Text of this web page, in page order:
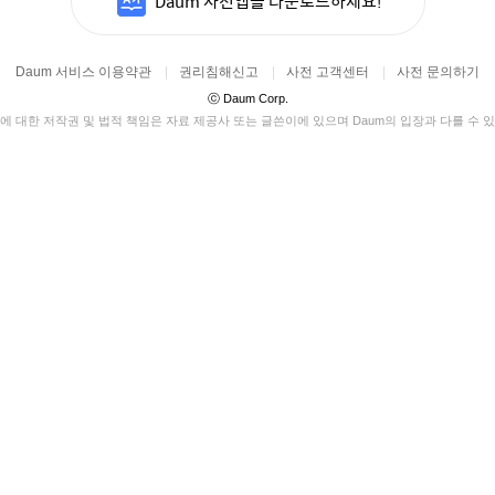
Daum 서비스 이용약관 권리침해신고 사전 고객센터 사전 문의하기
ⓒDaum Corp.
대한 저작권 및 법적 책임은 자료 제공사 또는 글쓴이에 있으며 Daum의 입장과 다를 수 있